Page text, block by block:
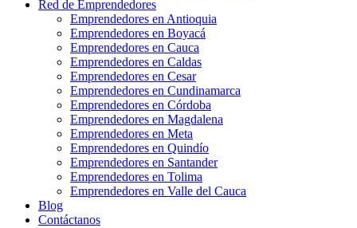
Red de Emprendedores
Emprendedores en Antioquia
Emprendedores en Boyacá
Emprendedores en Cauca
Emprendedores en Caldas
Emprendedores en Cesar
Emprendedores en Cundinamarca
Emprendedores en Córdoba
Emprendedores en Magdalena
Emprendedores en Meta
Emprendedores en Quindío
Emprendedores en Santander
Emprendedores en Tolima
Emprendedores en Valle del Cauca
Blog
Contáctanos